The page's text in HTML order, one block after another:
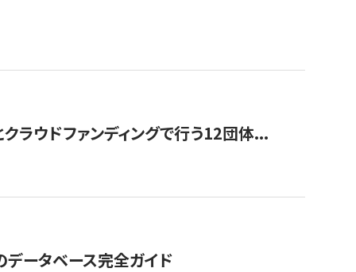
クラウドファンディングで行う12団体...
ータベース完全ガイド